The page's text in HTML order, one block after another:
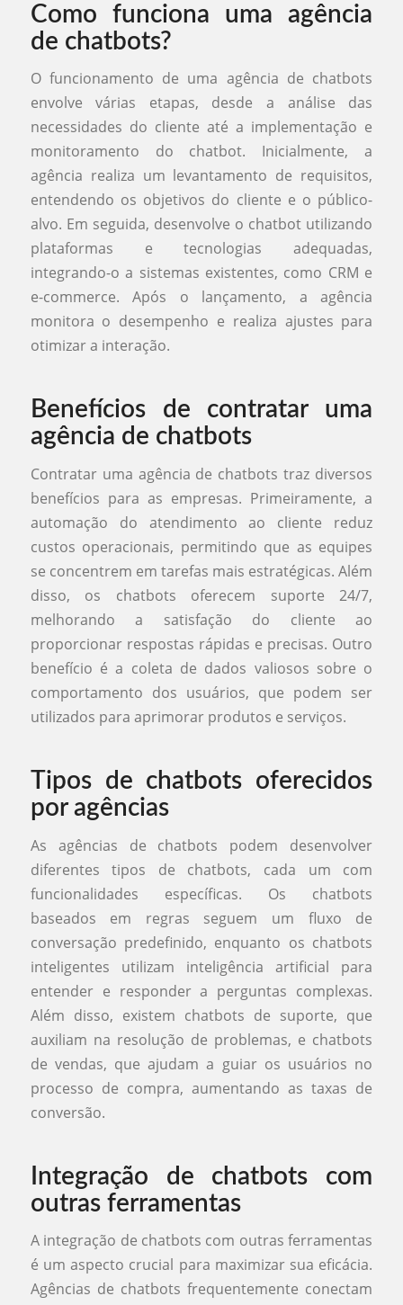
Como funciona uma agência
de chatbots?
O funcionamento de uma agência de chatbots
envolve várias etapas, desde a análise das
necessidades do cliente até a implementação e
monitoramento do chatbot. Inicialmente, a
agência realiza um levantamento de requisitos,
entendendo os objetivos do cliente e o público-
alvo. Em seguida, desenvolve o chatbot utilizando
plataformas e tecnologias adequadas,
integrando-o a sistemas existentes, como CRM e
e-commerce. Após o lançamento, a agência
monitora o desempenho e realiza ajustes para
otimizar a interação.
Benefícios de contratar uma
agência de chatbots
Contratar uma agência de chatbots traz diversos
benefícios para as empresas. Primeiramente, a
automação do atendimento ao cliente reduz
custos operacionais, permitindo que as equipes
se concentrem em tarefas mais estratégicas. Além
disso, os chatbots oferecem suporte 24/7,
melhorando a satisfação do cliente ao
proporcionar respostas rápidas e precisas. Outro
benefício é a coleta de dados valiosos sobre o
comportamento dos usuários, que podem ser
utilizados para aprimorar produtos e serviços.
Tipos de chatbots oferecidos
por agências
As agências de chatbots podem desenvolver
diferentes tipos de chatbots, cada um com
funcionalidades específicas. Os chatbots
baseados em regras seguem um fluxo de
conversação predefinido, enquanto os chatbots
inteligentes utilizam inteligência artificial para
entender e responder a perguntas complexas.
Além disso, existem chatbots de suporte, que
auxiliam na resolução de problemas, e chatbots
de vendas, que ajudam a guiar os usuários no
processo de compra, aumentando as taxas de
conversão.
Integração de chatbots com
outras ferramentas
A integração de chatbots com outras ferramentas
é um aspecto crucial para maximizar sua eficácia.
Agências de chatbots frequentemente conectam